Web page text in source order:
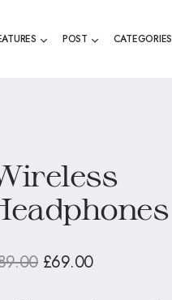
POST CATEGORIES
£69.00